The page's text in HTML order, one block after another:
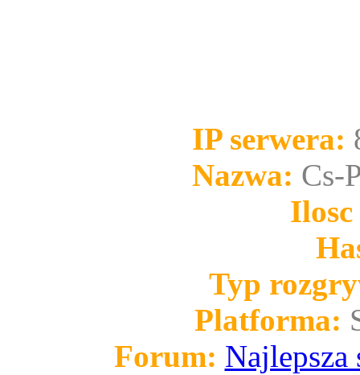
IP serwera:
Nazwa: Cs-
Typ
Platforma:
Forum: Najlepsza